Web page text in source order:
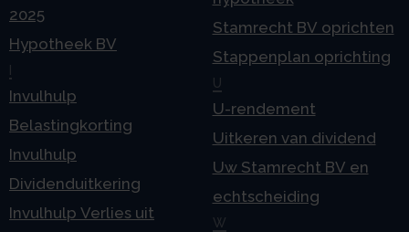
2025
Hypotheek BV
Invulhulp
Belastingkorting
Invulhulp
Dividenduitkering
Invulhulp Verlies uit
Stamrecht BV oprichten
Stappenplan oprichting
U
U-rendement
Uitkeren van dividend
Uw Stamrecht BV en
echtscheiding
W